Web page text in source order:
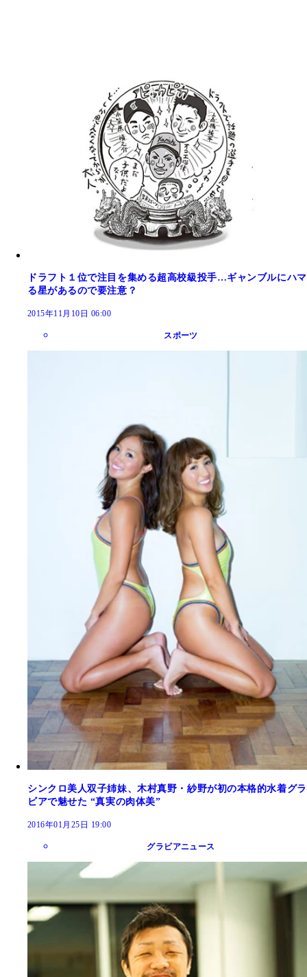
ドラフト１位で注目を集める超高校級投手…ギャンブルにハマ
る星があるので要注意？
2015年11月10日 06:00
スポーツ
シンクロ美人双子姉妹、木村真野・紗野が初の本格的水着グラ
ビアで魅せた “真実の肉体美”
2016年01月25日 19:00
グラビアニュース